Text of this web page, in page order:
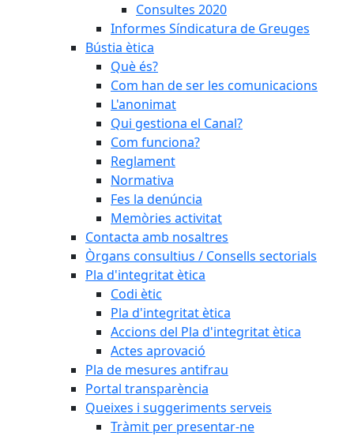
Consultes 2020
Informes Síndicatura de Greuges
Bústia ètica
Què és?
Com han de ser les comunicacions
L'anonimat
Qui gestiona el Canal?
Com funciona?
Reglament
Normativa
Fes la denúncia
Memòries activitat
Contacta amb nosaltres
Òrgans consultius / Consells sectorials
Pla d'integritat ètica
Codi ètic
Pla d'integritat ètica
Accions del Pla d'integritat ètica
Actes aprovació
Pla de mesures antifrau
Portal transparència
Queixes i suggeriments serveis
Tràmit per presentar-ne